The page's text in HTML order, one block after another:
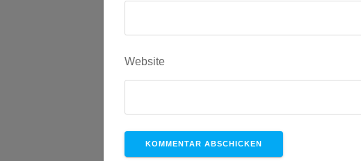
Website